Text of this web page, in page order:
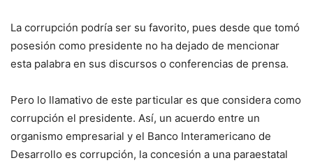
La corrupción podría ser su favorito, pues desde que tomó
posesión como presidente no ha dejado de mencionar
esta palabra en sus discursos o conferencias de prensa.
Pero lo llamativo de este particular es que considera como
corrupción el presidente. Así, un acuerdo entre un
organismo empresarial y el Banco Interamericano de
Desarrollo es corrupción, la concesión a una paraestatal